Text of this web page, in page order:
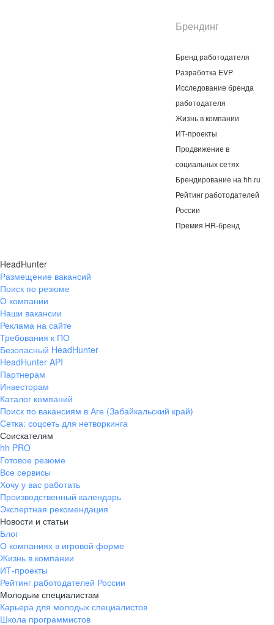
Брендинг
Бренд работодателя
Разработка EVP
Исследование бренда
работодателя
Жизнь в компании
ИТ-проекты
Продвижение в
социальных сетях
Брендирование на hh.ru
Рейтинг работодателей
России
Премия HR-бренд
HeadHunter
Размещение вакансий
Поиск по резюме
О компании
Наши вакансии
Реклама на сайте
Требования к ПО
Безопасный HeadHunter
HeadHunter API
Партнерам
Инвесторам
Каталог компаний
Поиск по вакансиям в Аге (Забайкальский край)
Сетка: соцсеть для нетворкинга
Соискателям
hh PRO
Готовое резюме
Все сервисы
Хочу у вас работать
Производственный календарь
Экспертная рекомендация
Новости и статьи
Блог
О компаниях в игровой форме
Жизнь в компании
ИТ-проекты
Рейтинг работодателей России
Молодым специалистам
Карьера для молодых специалистов
Школа программистов